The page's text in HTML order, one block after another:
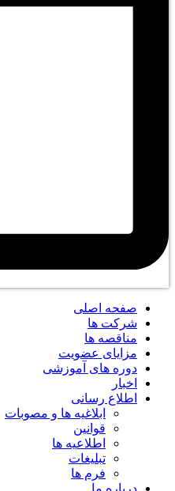
صفحه اصلی
شرکت ها
مناقصه ها
مزایای عضویت
دوره های آموزشی
اخبار
اطلاع رسانی
ابلاغیه ها و مصوبات
قوانین
اطلاعیه ها
تبلیغات
فرم ها
درباره ما